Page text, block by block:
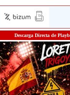
Descarga Directa de